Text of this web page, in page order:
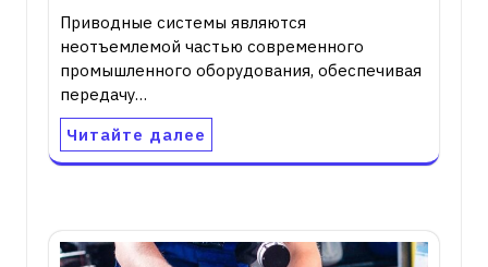
Приводные системы являются
неотъемлемой частью современного
промышленного оборудования, обеспечивая
передачу…
Читайте далее